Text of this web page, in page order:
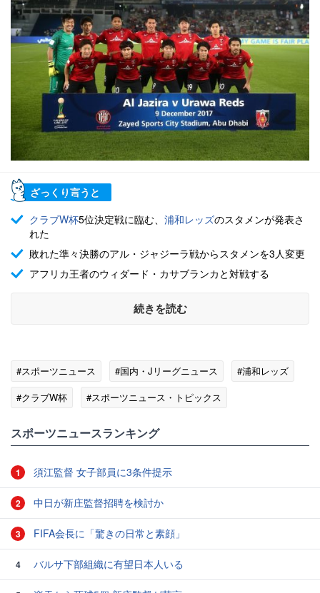
ざっくり言うと
クラブW杯5位決定戦に臨む、 浦和レッズのスタメンが発表さ
れた
敗れた準々決勝のアル・ジャジーラ戦からスタメンを3人変更
アフリカ王者のウィダード・カサブランカと対戦する
続きを読む
#スポーツニュース #国内・Jリーグニュース
#浦和レッズ
#クラブW杯
#スポーツニュース・トピックス
スポーツニュースランキング
1 須江監督 女子部員に3条件提示
2 中日が新庄監督招聘を検討か
3 FIFA会長に「驚きの日常と素顔」
4 バルサ下部組織に有望日本人いる